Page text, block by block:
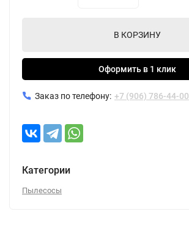
В КОРЗИНУ
Оформить в 1 клик
Заказ по телефону: +7 (906) 786-44-00
Категории
Пылесосы